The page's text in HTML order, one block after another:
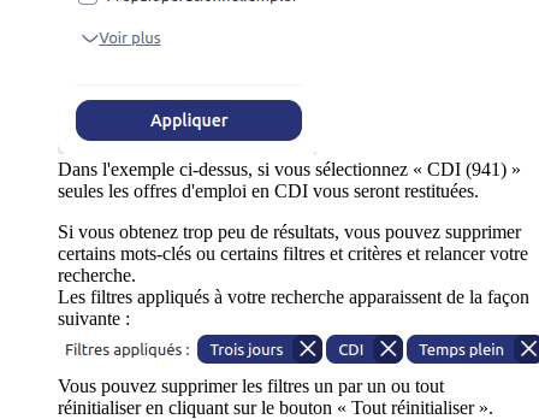
Dans l'exemple ci-dessus, si vous sélectionnez « CDI (941) »
seules les offres d'emploi en CDI vous seront restituées.
Si vous obtenez trop peu de résultats, vous pouvez supprimer
certains mots-clés ou certains filtres et critères et relancer votre
recherche.
Les filtres appliqués à votre recherche apparaissent de la façon
suivante :
Vous pouvez supprimer les filtres un par un ou tout
réinitialiser en cliquant sur le bouton « Tout réinitialiser ».